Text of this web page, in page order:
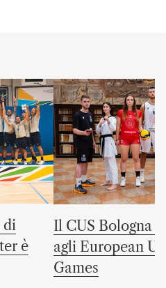
di
è
Il CUS Bologna
agli European
Games